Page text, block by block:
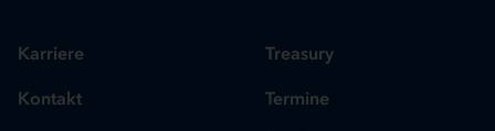
Karriere
Kontakt
Treasury
Termine